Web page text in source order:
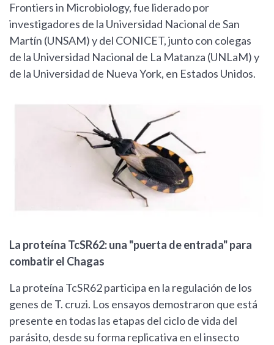
Frontiers in Microbiology, fue liderado por
investigadores de la Universidad Nacional de San
Martín (UNSAM) y del CONICET, junto con colegas
de la Universidad Nacional de La Matanza (UNLaM) y
de la Universidad de Nueva York, en Estados Unidos.
La proteína TcSR62: una "puerta de entrada" para
combatir el Chagas
La proteína TcSR62 participa en la regulación de los
genes de T. cruzi. Los ensayos demostraron que está
presente en todas las etapas del ciclo de vida del
parásito, desde su forma replicativa en el insecto